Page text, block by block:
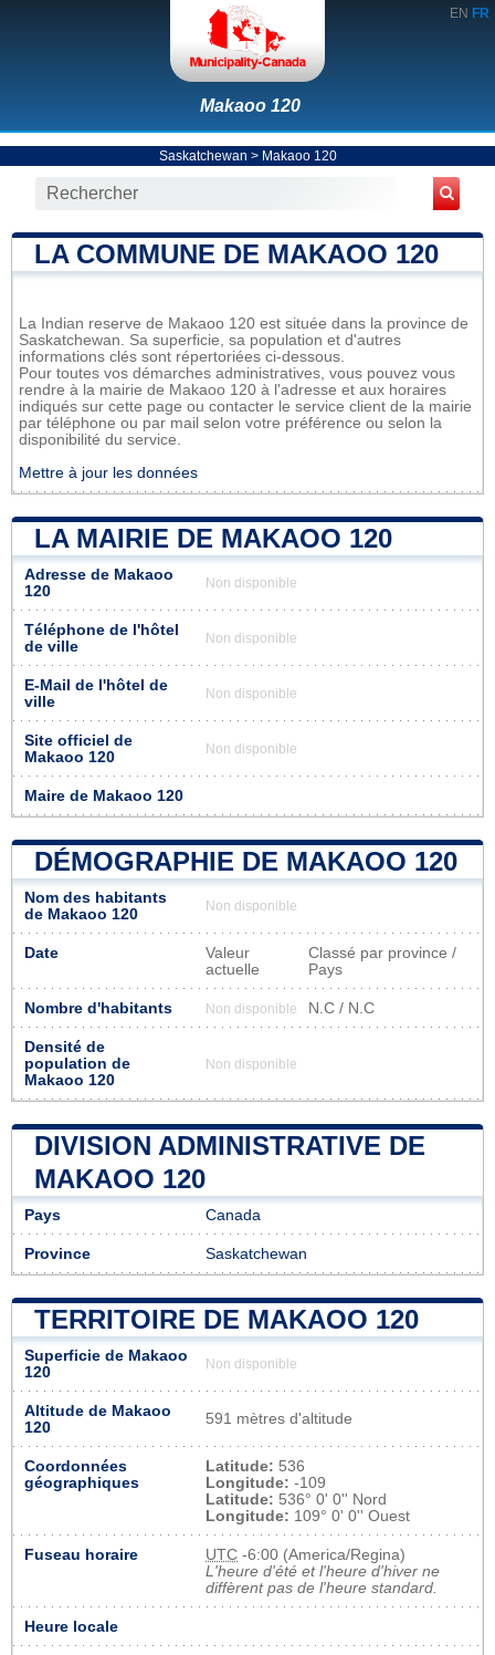
EN FR
Makaoo 120
Saskatchewan > Makaoo 120
LA COMMUNE DE MAKAOO 120
La Indian reserve de Makaoo 120 est située dans la province de
Saskatchewan. Sa superficie, sa population et d'autres
informations clés sont répertoriées ci-dessous.
Pour toutes vos démarches administratives, vous pouvez vous
rendre à la mairie de Makaoo 120 à l'adresse et aux horaires
indiqués sur cette page ou contacter le service client de la mairie
par téléphone ou par mail selon votre préférence ou selon la
disponibilité du service.
Mettre à jour les données
LA MAIRIE DE MAKAOO 120
Adresse de Makaoo
120
Non disponible
Téléphone de l'hôtel
de ville
Non disponible
E-Mail de l'hôtel de
ville
Non disponible
Site officiel de
Makaoo 120
Non disponible
Maire de Makaoo 120
DÉMOGRAPHIE DE MAKAOO 120
Nom des habitants
de Makaoo 120
Non disponible
Date
Valeur
actuelle
Classé par province /
Pays
Nombre d'habitants Non disponible N.C / N.C
Densité de
population de
Makaoo 120
Non disponible
DIVISION ADMINISTRATIVE DE
MAKAOO 120
Pays Canada
Province Saskatchewan
TERRITOIRE DE MAKAOO 120
Superficie de Makaoo
120
Non disponible
Altitude de Makaoo
120
591 mètres d'altitude
Coordonnées
géographiques
Latitude: 536
Longitude: -109
Latitude: 536° 0' 0'' Nord
Longitude: 109° 0' 0'' Ouest
Fuseau horaire UTC -6:00 (America/Regina)
L'heure d'été et l'heure d'hiver ne
diffèrent pas de l'heure standard.
Heure locale